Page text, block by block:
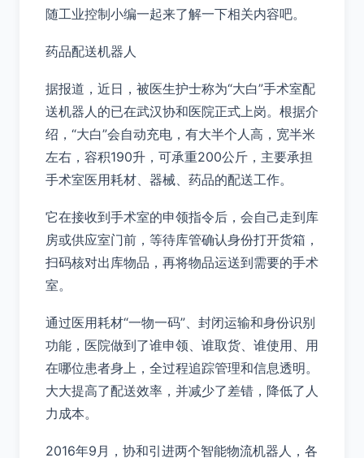
随工业控制小编一起来了解一下相关内容吧。
药品配送机器人
据报道，近日，被医生护士称为“大白”手术室配
送机器人的已在武汉协和医院正式上岗。根据介
绍，“大白”会自动充电，有大半个人高，宽半米
左右，容积190升，可承重200公斤，主要承担
手术室医用耗材、器械、药品的配送工作。
它在接收到手术室的申领指令后，会自己走到库
房或供应室门前，等待库管确认身份打开货箱，
扫码核对出库物品，再将物品运送到需要的手术
室。
通过医用耗材“一物一码”、封闭运输和身份识别
功能，医院做到了谁申领、谁取货、谁使用、用
在哪位患者身上，全过程追踪管理和信息透明。
大大提高了配送效率，并减少了差错，降低了人
力成本。
2016年9月，协和引进两个智能物流机器人，各